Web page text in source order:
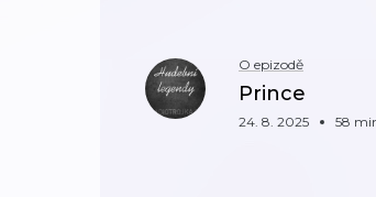
O epizodě
Prince
24. 8. 2025 58